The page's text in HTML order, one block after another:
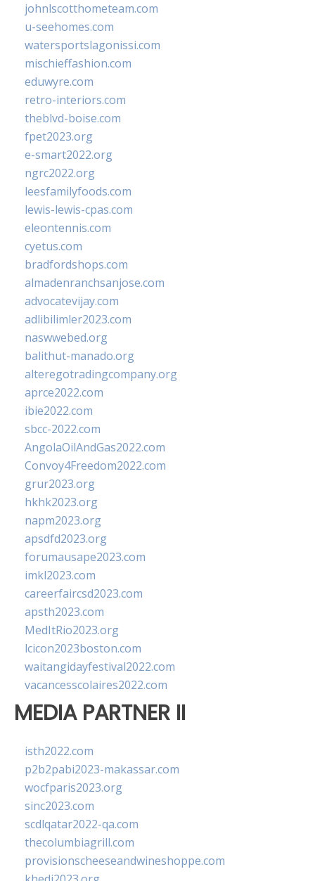
johnlscotthometeam.com
u-seehomes.com
watersportslagonissi.com
mischieffashion.com
eduwyre.com
retro-interiors.com
theblvd-boise.com
fpet2023.org
e-smart2022.org
ngrc2022.org
leesfamilyfoods.com
lewis-lewis-cpas.com
eleontennis.com
cyetus.com
bradfordshops.com
almadenranchsanjose.com
advocatevijay.com
adlibilimler2023.com
naswwebed.org
balithut-manado.org
alteregotradingcompany.org
aprce2022.com
ibie2022.com
sbcc-2022.com
AngolaOilAndGas2022.com
Convoy4Freedom2022.com
grur2023.org
hkhk2023.org
napm2023.org
apsdfd2023.org
forumausape2023.com
imkl2023.com
careerfaircsd2023.com
apsth2023.com
MedItRio2023.org
lcicon2023boston.com
waitangidayfestival2022.com
vacancesscolaires2022.com
MEDIA PARTNER II
isth2022.com
p2b2pabi2023-makassar.com
wocfparis2023.org
sinc2023.com
scdlqatar2022-qa.com
thecolumbiagrill.com
provisionscheeseandwineshoppe.com